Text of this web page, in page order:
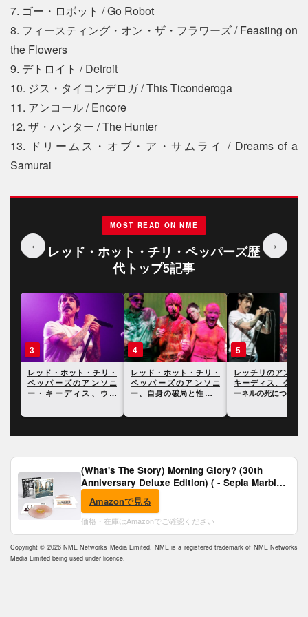
7. ゴー・ロボット / Go Robot
8. フィースティング・オン・ザ・フラワーズ / Feasting on
the Flowers
9. デトロイト / Detroit
10. ジス・タイコンデロガ / This Ticonderoga
11. アンコール / Encore
12. ザ・ハンター / The Hunter
13. ドリームス・オブ・ア・サムライ / Dreams of a
Samurai
‹
MOST READ ON NME
レッド・ホット・チリ・ペッパーズ歴
代トップ5記事
›
3
レッド・ホット・チリ・
ペッパーズのアンソニ
ー・キーディス、ウィ
4
レッド・ホット・チリ・
ペッパーズのアンソニ
ー、自身の破局と性生活
5
レッチリのアンソ
キーディス、クリ
ーネルの死について
(What's The Story) Morning Glory? (30th
Anniversary Deluxe Edition) ( - Sepia Marble
Vinyl) [Analog]
Amazonで見る
価格・在庫はAmazonでご確認ください
Copyright © 2026 NME Networks Media Limited. NME is a registered trademark of NME Networks
Media Limited being used under licence.